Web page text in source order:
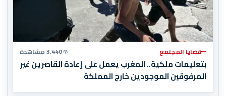
قضايا المجتمع 3,440 مشاهدة
بتعليمات ملكية.. المغرب يعمل على إعادة القاصرين غير
المرفوقين الموجودين خارج المملكة